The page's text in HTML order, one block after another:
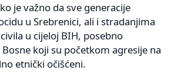
je važno da sve generacije
u Srebrenici, ali i stradanjima
u cijeloj BIH, posebno
koji su početkom agresije na
etnički očišćeni.